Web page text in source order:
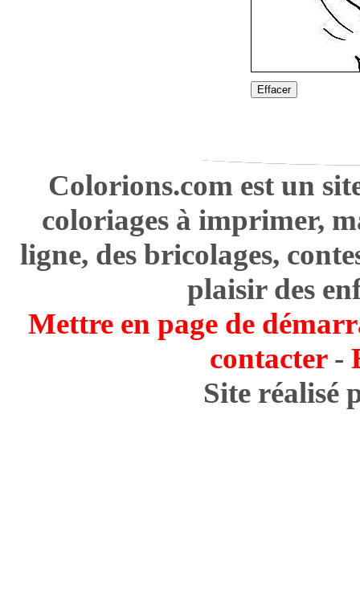
Effacer
Colorions.com est un
coloriages à imprimer,
ligne, des bricolages,
plaisir des
Mettre en page de
contacter-
Site réalisé